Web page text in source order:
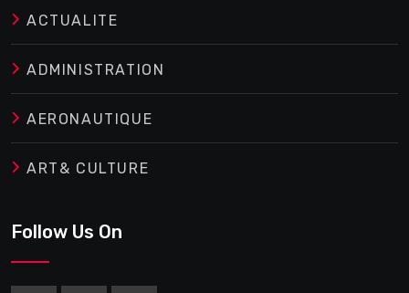
ACTUALITE
ADMINISTRATION
AERONAUTIQUE
ART& CULTURE
Follow Us On